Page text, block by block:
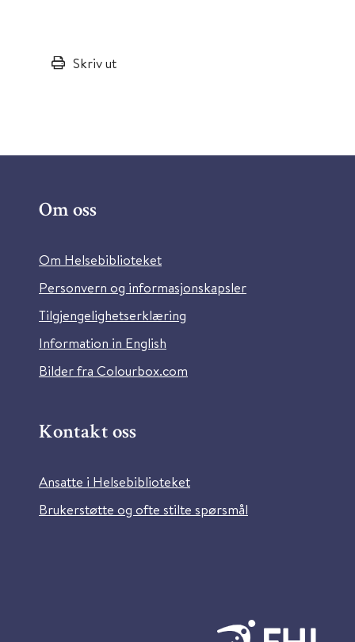
Skriv ut
Om oss
Om Helsebiblioteket
Personvern og informasjonskapsler
Tilgjengelighetserklæring
Information in English
Bilder fra Colourbox.com
Kontakt oss
Ansatte i Helsebiblioteket
Brukerstøtte og ofte stilte spørsmål